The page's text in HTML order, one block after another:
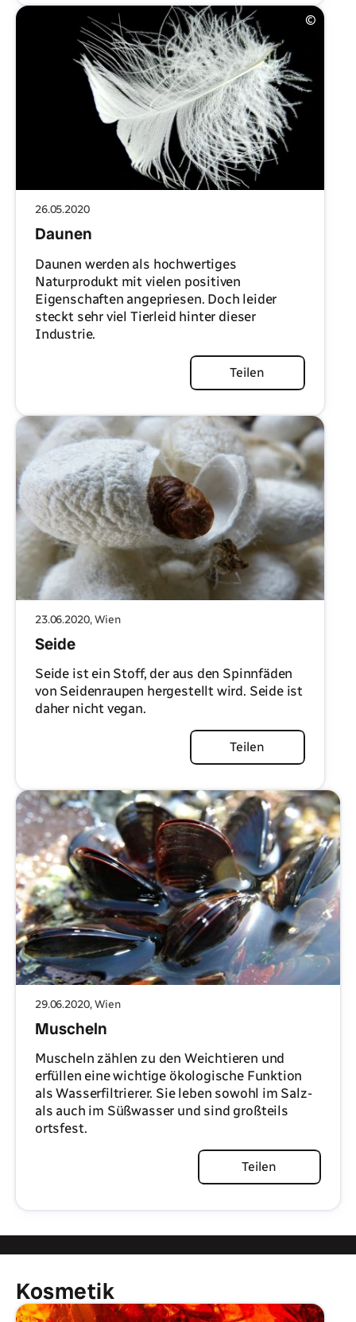
©
26.05.2020
Daunen
Daunen werden als hochwertiges
Naturprodukt mit vielen positiven
Eigenschaften angepriesen. Doch leider
steckt sehr viel Tierleid hinter dieser
Industrie.
Teilen
23.06.2020, Wien
Seide
Seide ist ein Stoff, der aus den Spinnfäden
von Seidenraupen hergestellt wird. Seide ist
daher nicht vegan.
Teilen
29.06.2020, Wien
Muscheln
Muscheln zählen zu den Weichtieren und
erfüllen eine wichtige ökologische Funktion
als Wasserfiltrierer. Sie leben sowohl im Salz-
als auch im Süßwasser und sind großteils
ortsfest.
Teilen
Kosmetik